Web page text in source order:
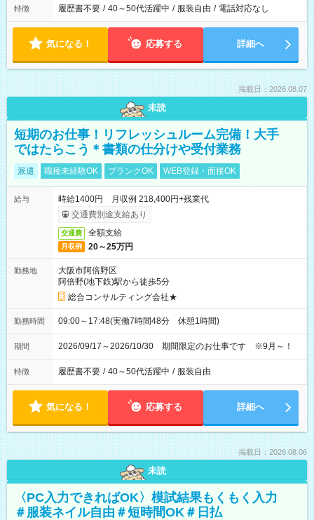
特徴 履歴書不要 / 40～50代活躍中 / 服装自由 / 電話対応なし
気になる！ 応募する 詳細へ
掲載日：2026.08.07
未読
短期のお仕事！リフレッシュルーム完備！大手
ではたらこう＊書類の仕分けや受付業務
派遣 職種未経験OK ブランクOK WEB登録・面接OK
給与
時給1400円 月収例 218,400円+残業代
交通費別途支給あり
交通費 全額支給
月収例 20～25万円
勤務地
大阪市阿倍野区
阿倍野(地下鉄)駅から徒歩5分
総合コンサルティング会社★
勤務時間 09:00～17:48(実働7時間48分 休憩1時間)
期間 2026/09/17～2026/10/30 期間限定のお仕事です ※9月～！
特徴 履歴書不要 / 40～50代活躍中 / 服装自由
気になる！ 応募する 詳細へ
掲載日：2026.08.06
未読
〈PC入力できればOK〉模試結果もくもく入力
＃服装ネイル自由＃短時間OK＃日払